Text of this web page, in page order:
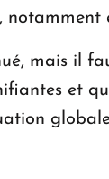
mais il
et